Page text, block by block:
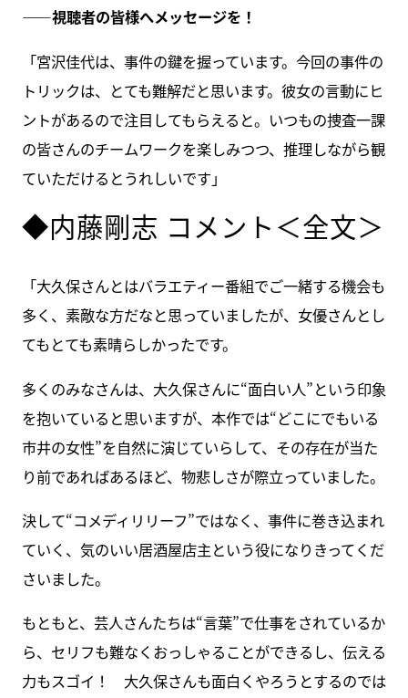
――視聴者の皆様へメッセージを！
「宮沢佳代は、事件の鍵を握っています。今回の事件の
トリックは、とても難解だと思います。彼女の言動にヒ
ントがあるので注目してもらえると。いつもの捜査一課
の皆さんのチームワークを楽しみつつ、推理しながら観
ていただけるとうれしいです」
◆内藤剛志 コメント＜全文＞
「大久保さんとはバラエティー番組でご一緒する機会も
多く、素敵な方だなと思っていましたが、女優さんとし
てもとても素晴らしかったです。
多くのみなさんは、大久保さんに“面白い人”という印象
を抱いていると思いますが、本作では“どこにでもいる
市井の女性”を自然に演じていらして、その存在が当た
り前であればあるほど、物悲しさが際立っていました。
決して“コメディリリーフ”ではなく、事件に巻き込まれ
ていく、気のいい居酒屋店主という役になりきってくだ
さいました。
もともと、芸人さんたちは“言葉”で仕事をされているか
ら、セリフも難なくおっしゃることができるし、伝える
力もスゴイ！ 大久保さんも面白くやろうとするのでは